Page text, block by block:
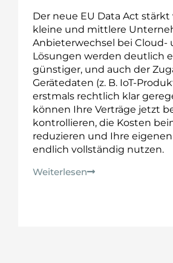
Der neue EU Data Act stärkt
kleine und mittlere
Anbieterwechsel bei Cloud-
Lösungen werden deutlich
günstiger, und auch der
Gerätedaten (z. B. IoT-
erstmals rechtlich klar
können Ihre Verträge jetzt
kontrollieren, die Kosten
reduzieren und Ihre
endlich vollständig nutzen.
Weiterlesen